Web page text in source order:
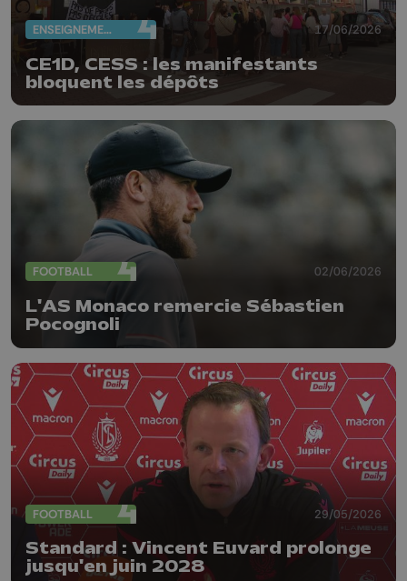
ENSEIGNEMENT 17/06/2026
CE1D, CESS : les manifestants
bloquent les dépôts
FOOTBALL 02/06/2026
L'AS Monaco remercie Sébastien
Pocognoli
FOOTBALL 29/05/2026
Standard : Vincent Euvard prolonge
jusqu'en juin 2028